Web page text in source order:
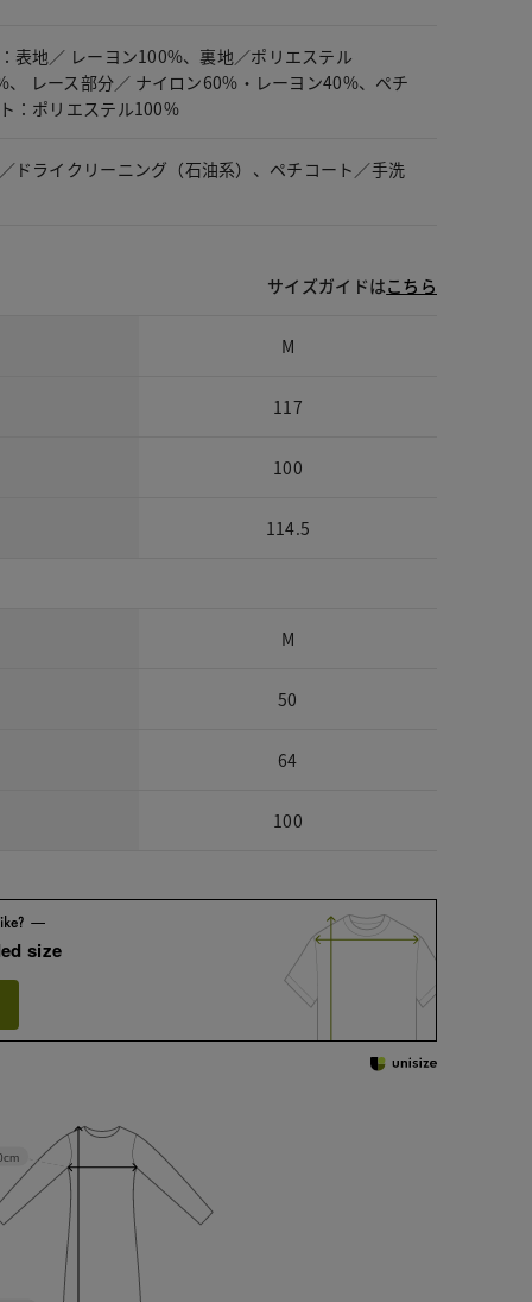
表地／ レーヨン100%、裏地／ポリエステル
、 レース部分／ ナイロン60%・レーヨン40%、ペチ
：ポリエステル100%
ドライクリーニング（石油系）、ペチコート／手洗
サイズガイドはこちら
M
117
100
114.5
M
50
64
100
size